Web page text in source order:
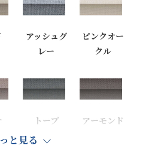
アッシュグ
レー
ピンクオー
クル
トープ アーモンド
と見る